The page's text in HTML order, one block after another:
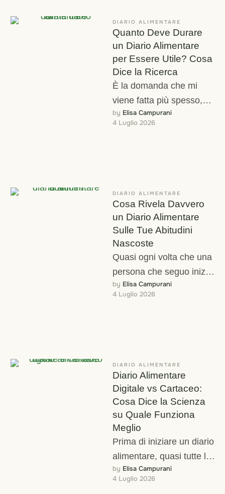
DIARIO ALIMENTARE
Quanto Deve Durare
un Diario Alimentare
per Essere Utile? Cosa
Dice la Ricerca
È la domanda che mi
viene fatta più spesso,
subito dopo "app o
quaderno?": "per quanto
by Elisa Campurani
4 Luglio 2026
DIARIO ALIMENTARE
Cosa Rivela Davvero
un Diario Alimentare
Sulle Tue Abitudini
Nascoste
Quasi ogni volta che una
persona che seguo inizia
davvero a scrivere cosa
mangia — non per
by Elisa Campurani
4 Luglio 2026
DIARIO ALIMENTARE
Diario Alimentare
Digitale vs Cartaceo:
Cosa Dice la Scienza
su Quale Funziona
Meglio
Prima di iniziare un diario
alimentare, quasi tutte le
persone che seguo si
fermano sulla stessa
by Elisa Campurani
4 Luglio 2026